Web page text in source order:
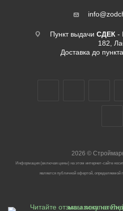
Пункт выдачи СДЕК -
182,
Доставка до
2026 ©
Информация (включая цены) на этом интернет-сайте
является публичной офертой,